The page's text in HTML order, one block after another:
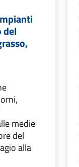
medie
del
alla